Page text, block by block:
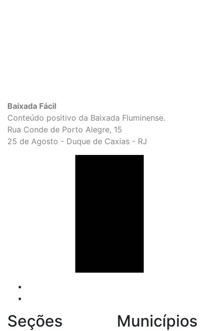
Baixada Fácil
Conteúdo positivo da Baixada Fluminense.
Rua Conde de Porto Alegre, 15
25 de Agosto - Duque de Caxias - RJ
Seções Municípios